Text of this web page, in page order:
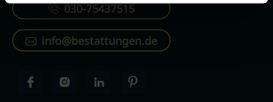
030-75437515
info@bestattungen.de